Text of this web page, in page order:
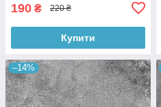
190 ₴ 220 ₴
Купити
–14%